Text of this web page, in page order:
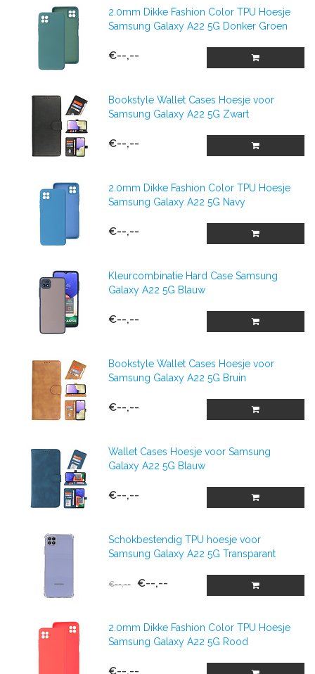
2.0mm Dikke Fashion Color TPU Hoesje
Samsung Galaxy A22 5G Donker Groen
€--,--
Bookstyle Wallet Cases Hoesje voor
Samsung Galaxy A22 5G Zwart
€--,--
2.0mm Dikke Fashion Color TPU Hoesje
Samsung Galaxy A22 5G Navy
€--,--
Kleurcombinatie Hard Case Samsung
Galaxy A22 5G Blauw
€--,--
Bookstyle Wallet Cases Hoesje voor
Samsung Galaxy A22 5G Bruin
€--,--
Wallet Cases Hoesje voor Samsung
Galaxy A22 5G Blauw
€--,--
Schokbestendig TPU hoesje voor
Samsung Galaxy A22 5G Transparant
€--,-- €--,--
2.0mm Dikke Fashion Color TPU Hoesje
Samsung Galaxy A22 5G Rood
€--,--